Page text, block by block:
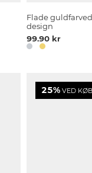
Flade
design
99.90 kr
25% VED